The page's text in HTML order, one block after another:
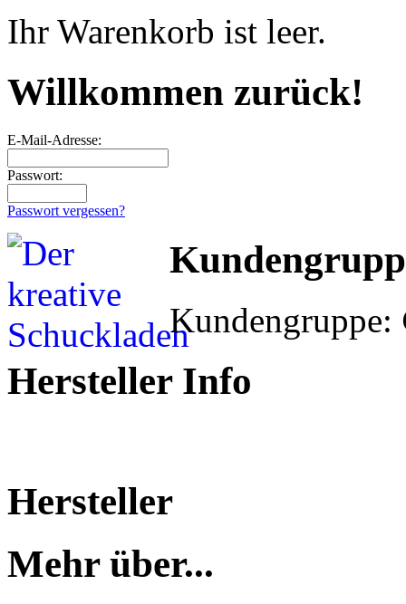
Ihr Warenkorb ist leer.
Willkommen zurück!
E-Mail-Adresse:
Passwort:
Passwort vergessen?
Kundengruppe:
Hersteller Info
Hersteller
Mehr über...